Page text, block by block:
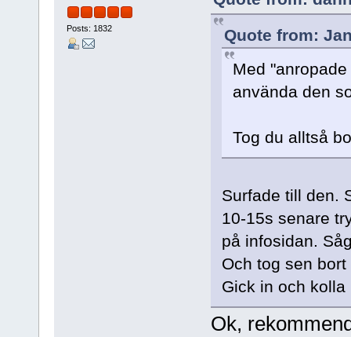
Posts: 1832
Quote from:
Med
använda den
Tog du alltså
Surfade till den.
10-15s senare
på infosidan.
Och tog sen
Gick in och
Ok,